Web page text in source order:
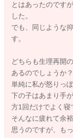
とはあったのです
した。
でも、同じような
す。
どちらも生理再開
あるのでしょうか？
単純に私が怒りっ
下の子はあまり手
方1回だけでよく寝
そんなに疲れて余
思うのですが、も